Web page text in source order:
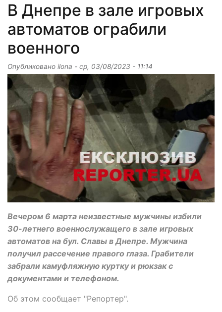
В Днепре в зале игровых
автоматов ограбили
военного
Опубликовано ilona - ср, 03/08/2023 - 11:14
Вечером 6 марта неизвестные мужчины избили
30-летнего военнослужащего в зале игровых
автоматов на бул. Славы в Днепре. Мужчина
получил рассечение правого глаза. Грабители
забрали камуфляжную куртку и рюкзак с
документами и телефоном.
Об этом сообщает "Репортер".